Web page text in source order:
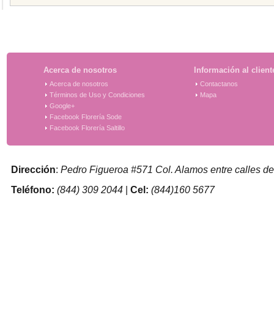
Acerca de nosotros
Acerca de nosotros
Términos de Uso y Condiciones
Google+
Facebook Florería Sode
Facebook Florería Saltillo
Información al
Contactanos
Mapa
Dirección: Pedro Figueroa #571 Col. Alamos entre calles
Teléfono: (844) 309 2044 Cel: (844)160 5677